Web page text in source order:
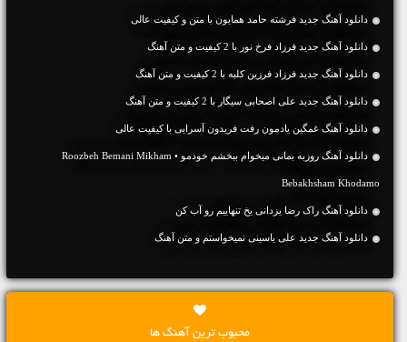
دانلود آهنگ جديد فرشته حامد همایون با متن و کیفیت عالی
دانلود آهنگ جديد فرزاد فرخ نور با 2 کیفیت و متن آهنگ
دانلود آهنگ جديد فرزاد فرزین کلبه با 2 کیفیت و متن آهنگ
دانلود آهنگ جديد علی اصحابی سیگار با 2 کیفیت و متن آهنگ
دانلود آهنگ غمگین یادمون رفت فریدون آسرایی با کیفیت عالی
دانلود آهنگ روزبه بمانی میخوام ببخشم خودمو • Roozbeh Bemani Mikham
Bebakhsham Khodamo
دانلود آهنگ راک رضا یزدانی یخ تنهاییم رو آب کن
دانلود آهنگ جديد علی یاسینی نمیخواستم و متن آهنگ
محبوب ترین آهنگ ها